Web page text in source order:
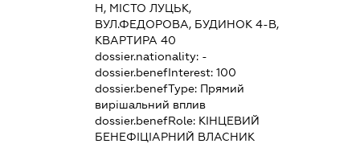
Н, МІСТО ЛУЦЬК,
ВУЛ.ФЕДОРОВА, БУДИНОК 4-В,
КВАРТИРА 40
dossier.nationality: -
dossier.benefInterest: 100
dossier.benefType: Прямий
вирішальний вплив
dossier.benefRole: КІНЦЕВИЙ
БЕНЕФІЦІАРНИЙ ВЛАСНИК